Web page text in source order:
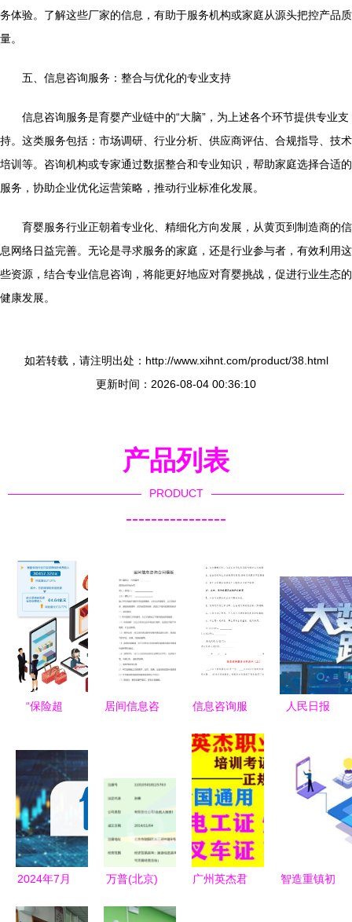
务体验。了解这些厂家的信息，有助于服务机构或家庭从源头把控产品质
量。
五、信息咨询服务：整合与优化的专业支持
信息咨询服务是育婴产业链中的“大脑”，为上述各个环节提供专业支
持。这类服务包括：市场调研、行业分析、供应商评估、合规指导、技术
培训等。咨询机构或专家通过数据整合和专业知识，帮助家庭选择合适的
服务，协助企业优化运营策略，推动行业标准化发展。
育婴服务行业正朝着专业化、精细化方向发展，从黄页到制造商的信
息网络日益完善。无论是寻求服务的家庭，还是行业参与者，有效利用这
些资源，结合专业信息咨询，将能更好地应对育婴挑战，促进行业生态的
健康发展。
如若转载，请注明出处：http://www.xihnt.com/product/38.html
更新时间：2026-08-04 00:36:10
产品列表
PRODUCT
----------------
“保险超
起，如何挑
选称心如意
的产品和服
务？
居间信息咨
信息咨询服
人民日报
起来”，赋
能信息咨询
2024年7月
万普(北京)
广州英杰君
智造重镇初